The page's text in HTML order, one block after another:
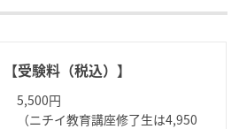
【受験料（税込）】
5,500円
（ニチイ教育講座修了生は4,950